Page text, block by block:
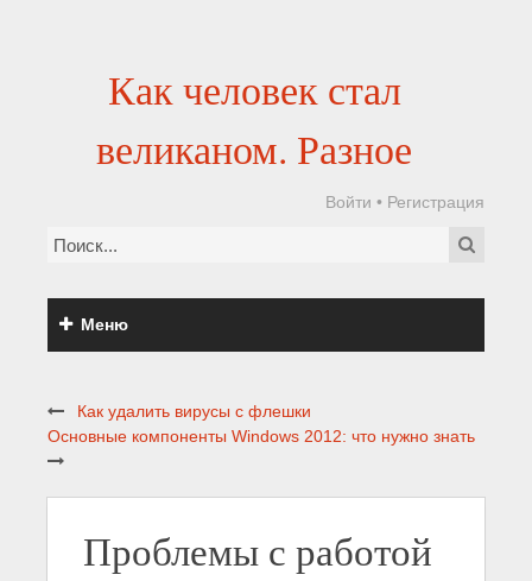
Как человек стал
великаном. Разное
Войти • Регистрация
Меню
Как удалить вирусы с флешки
Основные компоненты Windows 2012: что нужно знать
Проблемы с работой